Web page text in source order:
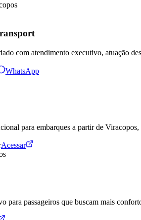
com atendimento executivo, atuação
WhatsApp
para embarques a partir de
Acessar
para passageiros que buscam mais